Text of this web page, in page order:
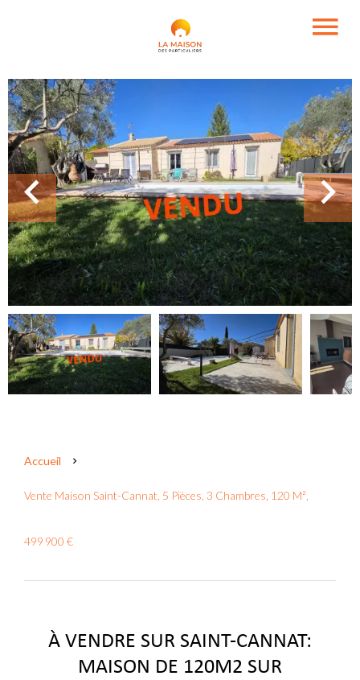
Accueil
Vente Maison Saint-Cannat, 5 Pièces, 3 Chambres, 120 M²,
499 900 €
À VENDRE SUR SAINT-CANNAT:
MAISON DE 120M2 SUR